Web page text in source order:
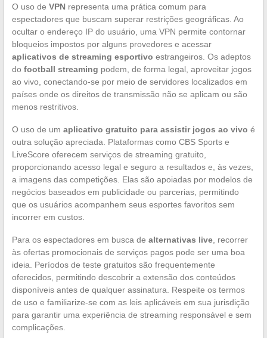
O uso de VPNrepresenta uma prática comum para
espectadores que buscam superar restrições geográficas. Ao
ocultar o endereço IP do usuário, uma VPN permite contornar
bloqueios impostos por alguns provedores e acessar
aplicativos de streaming esportivo estrangeiros. Os adeptos
do football streaming podem, de forma legal, aproveitar jogos
ao vivo, conectando-se por meio de servidores localizados em
países onde os direitos de transmissão não se aplicam ou são
menos restritivos.
O uso de um aplicativo gratuito para assistir jogos ao vivo é
outra solução apreciada. Plataformas como CBS Sports e
LiveScore oferecem serviços de streaming gratuito,
proporcionando acesso legal e seguro a resultados e, às vezes,
a imagens das competições. Elas são apoiadas por modelos de
negócios baseados em publicidade ou parcerias, permitindo
que os usuários acompanhem seus esportes favoritos sem
incorrer em custos.
Para os espectadores em busca de alternativas live, recorrer
às ofertas promocionais de serviços pagos pode ser uma boa
ideia. Períodos de teste gratuitos são frequentemente
oferecidos, permitindo descobrir a extensão dos conteúdos
disponíveis antes de qualquer assinatura. Respeite os termos
de uso e familiarize-se com as leis aplicáveis em sua jurisdição
para garantir uma experiência de streaming responsável e sem
complicações.